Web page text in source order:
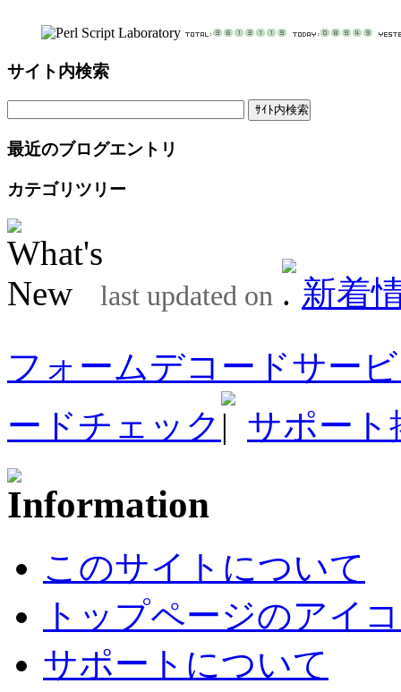
サイト内検索
最近のブログエントリ
カテゴリツリー
last updated on
新着
フォームデコードサー
ードチェック
サポート
このサイトについて
トップページのアイ
サポートについて